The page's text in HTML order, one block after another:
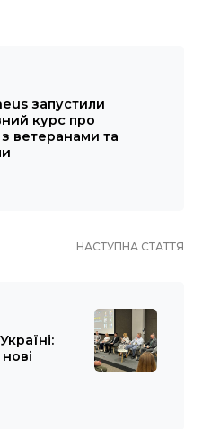
запустили
курс про
ветеранами та
НАСТУПНА СТАТТЯ